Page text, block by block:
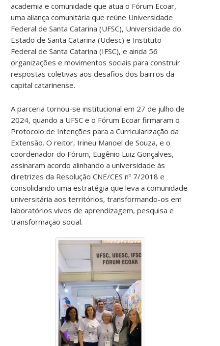
academia e comunidade que atua o Fórum Ecoar,
uma aliança comunitária que reúne Universidade
Federal de Santa Catarina (UFSC), Universidade do
Estado de Santa Catarina (Udesc) e Instituto
Federal de Santa Catarina (IFSC), e ainda 56
organizações e movimentos sociais para construir
respostas coletivas aos desafios dos bairros da
capital catarinense.
A parceria tornou-se institucional em 27 de julho de
2024, quando a UFSC e o Fórum Ecoar firmaram o
Protocolo de Intenções para a Curricularização da
Extensão. O reitor, Irineu Manoel de Souza, e o
coordenador do Fórum, Eugênio Luiz Gonçalves,
assinaram acordo alinhando a universidade às
diretrizes da Resolução CNE/CES nº 7/2018 e
consolidando uma estratégia que leva a comunidade
universitária aos territórios, transformando-os em
laboratórios vivos de aprendizagem, pesquisa e
transformação social.